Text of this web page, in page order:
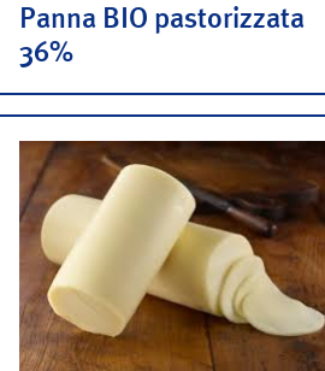
Panna BIO pastorizzata
36%